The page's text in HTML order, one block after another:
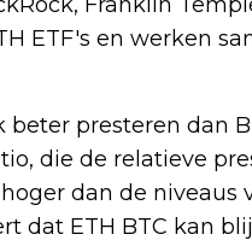
ETF's en werken
beter presteren dan
die de relatieve
dan de niveaus
dat ETH BTC kan